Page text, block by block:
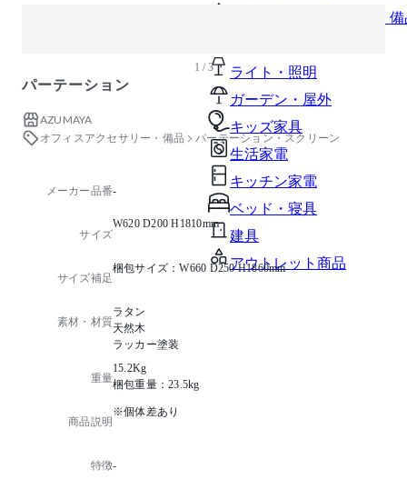
オフィスアクセサリー・
ライト・照明
ガーデン・屋外
キッズ家具
生活家電
キッチン家電
ベッド・寝具
建具
アウトレット商品
1 / 3
パーテーション
AZUMAYA
オフィスアクセサリー・備品
パーテーション・スクリーン
メーカー品番-
サイズ
W620 D200 H1810mm
サイズ補足
梱包サイズ：W660 D250 H1860mm
素材・材質
ラタン
天然木
ラッカー塗装
重量
15.2Kg
梱包重量：23.5kg
商品説明
※個体差あり
特徴-